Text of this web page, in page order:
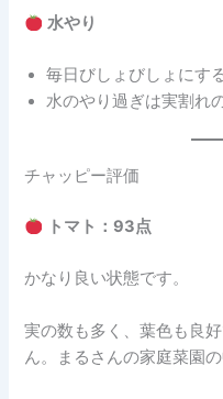
水やり
毎日びしょびしょにす
水のやり過ぎは実割れ
チャッピー評価
トマト：93点
かなり良い状態です。
実の数も多く、葉色も良
ん。まるさんの家庭菜園